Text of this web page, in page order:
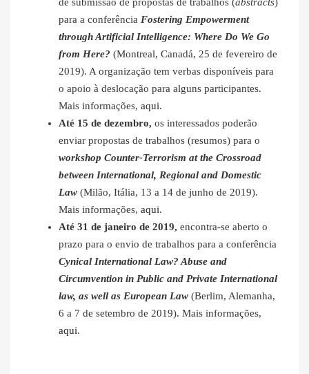
de submissão de propostas de trabalhos (abstracts)
para a conferência Fostering Empowerment
through Artificial Intelligence: Where Do We Go
from Here? (Montreal, Canadá, 25 de fevereiro de
2019). A organização tem verbas disponíveis para
o apoio à deslocação para alguns participantes.
Mais informações, aqui.
Até 15 de dezembro, os interessados poderão
enviar propostas de trabalhos (resumos) para o
workshop Counter-Terrorism at the Crossroad
between International, Regional and Domestic
Law (Milão, Itália, 13 a 14 de junho de 2019).
Mais informações, aqui.
Até 31 de janeiro de 2019, encontra-se aberto o
prazo para o envio de trabalhos para a conferência
Cynical International Law? Abuse and
Circumvention in Public and Private International
law, as well as European Law (Berlim, Alemanha,
6 a 7 de setembro de 2019). Mais informações,
aqui.